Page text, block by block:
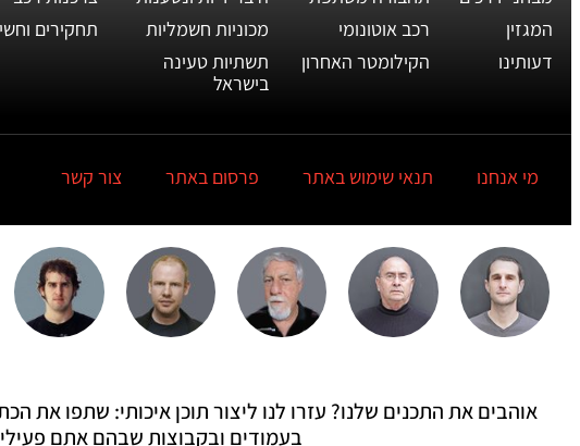
המגזין
דעותינו
רכב אוטונומי
הקילומטר האחרון
מכוניות חשמליות
תשתיות טעינה
בישראל
תחקירים
מי אנחנו תנאי שימוש באתר פרסום באתר צור קשר
אוהבים את התכנים שלנו? עזרו לנו ליצור תוכן איכותי: שתפו את
בעמודים ובקבוצות שבהם אתם